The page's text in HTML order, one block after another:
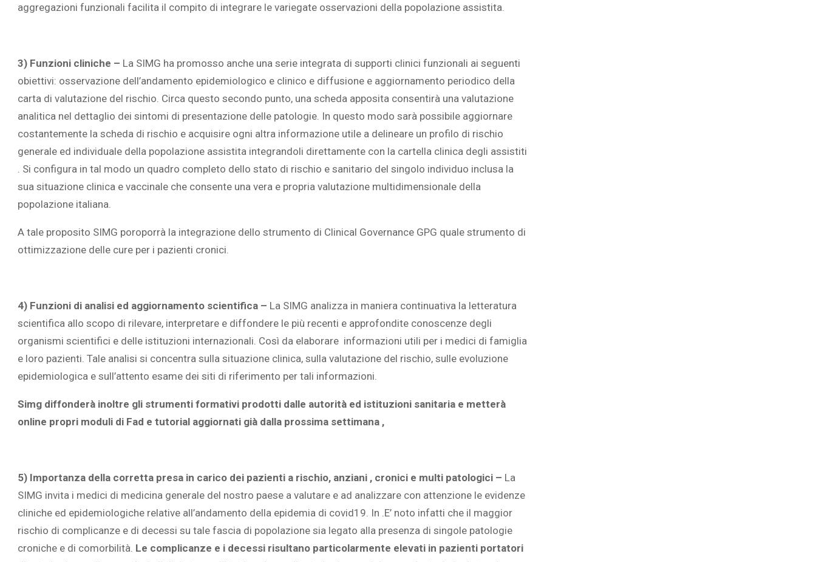
aggregazioni funzionali facilita il compito di integrare le variegate osservazioni della popolazione assistita.
3) Funzioni cliniche – La SIMG ha promosso anche una serie integrata di supporti clinici funzionali ai seguenti
obiettivi: osservazione dell’andamento epidemiologico e clinico e diffusione e aggiornamento periodico della
carta di valutazione del rischio. Circa questo secondo punto, una scheda apposita consentirà una valutazione
analitica nel dettaglio dei sintomi di presentazione delle patologie. In questo modo sarà possibile aggiornare
costantemente la scheda di rischio e acquisire ogni altra informazione utile a delineare un profilo di rischio
generale ed individuale della popolazione assistita integrandoli direttamente con la cartella clinica degli assistiti
. Si configura in tal modo un quadro completo dello stato di rischio e sanitario del singolo individuo inclusa la
sua situazione clinica e vaccinale che consente una vera e propria valutazione multidimensionale della
popolazione italiana.
A tale proposito SIMG poroporrà la integrazione dello strumento di Clinical Governance GPG quale strumento di
ottimizzazione delle cure per i pazienti cronici.
4) Funzioni di analisi ed aggiornamento scientifica – La SIMG analizza in maniera continuativa la letteratura
scientifica allo scopo di rilevare, interpretare e diffondere le più recenti e approfondite conoscenze degli
organismi scientifici e delle istituzioni internazionali. Così da elaborare informazioni utili per i medici di famiglia
e loro pazienti. Tale analisi si concentra sulla situazione clinica, sulla valutazione del rischio, sulle evoluzione
epidemiologica e sull’attento esame dei siti di riferimento per tali informazioni.
Simg diffonderà inoltre gli strumenti formativi prodotti dalle autorità ed istituzioni sanitaria e metterà
online propri moduli di Fad e tutorial aggiornati già dalla prossima settimana ,
5) Importanza della corretta presa in carico dei pazienti a rischio, anziani , cronici e multi patologici – La
SIMG invita i medici di medicina generale del nostro paese a valutare e ad analizzare con attenzione le evidenze
cliniche ed epidemiologiche relative all’andamento della epidemia di covid19. In .E’ noto infatti che il maggior
rischio di complicanze e di decessi su tale fascia di popolazione sia legato alla presenza di singole patologie
croniche e di comorbilità. Le complicanze e i decessi risultano particolarmente elevati in pazienti portatori